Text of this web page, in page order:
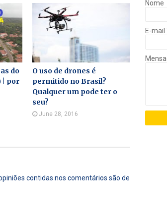
do
| por
O uso de drones é
permitido no Brasil?
Qualquer um pode ter o
seu?
June 28, 2016
contidas nos comentários são de
Nome
E-mail